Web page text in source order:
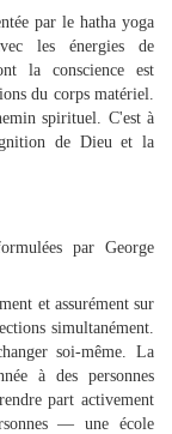
par le hatha yoga
les énergies de
la conscience est
du corps matériel.
spirituel. C'est à
de Dieu et la
par George
et assurément sur
simultanément.
soi-même. La
à des personnes
part activement
— une école